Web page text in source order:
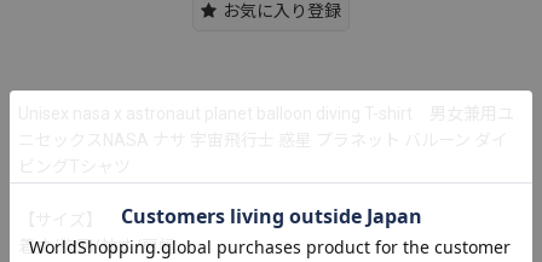
お気に入り登録
着丈/胸囲/袖丈/肩幅